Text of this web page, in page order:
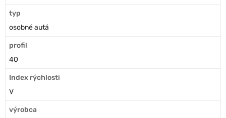
typ
osobné autá
profil
40
Index rýchlosti
V
výrobca